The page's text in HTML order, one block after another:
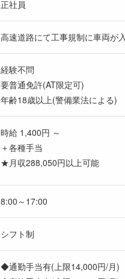
正社員
高速道路にて工事規制に車両が
経験不問
要普通免許(AT限定可)
年齢18歳以上(警備業法による)
時給 1,400円 ～
＋各種手当
★月収288,050円以上可能
8:00～17:00
シフト制
◆通勤手当有(上限14,000円/月)